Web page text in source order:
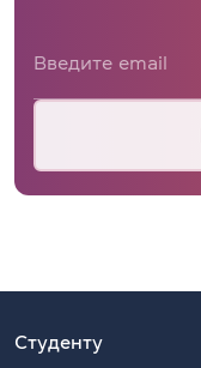
Студенту